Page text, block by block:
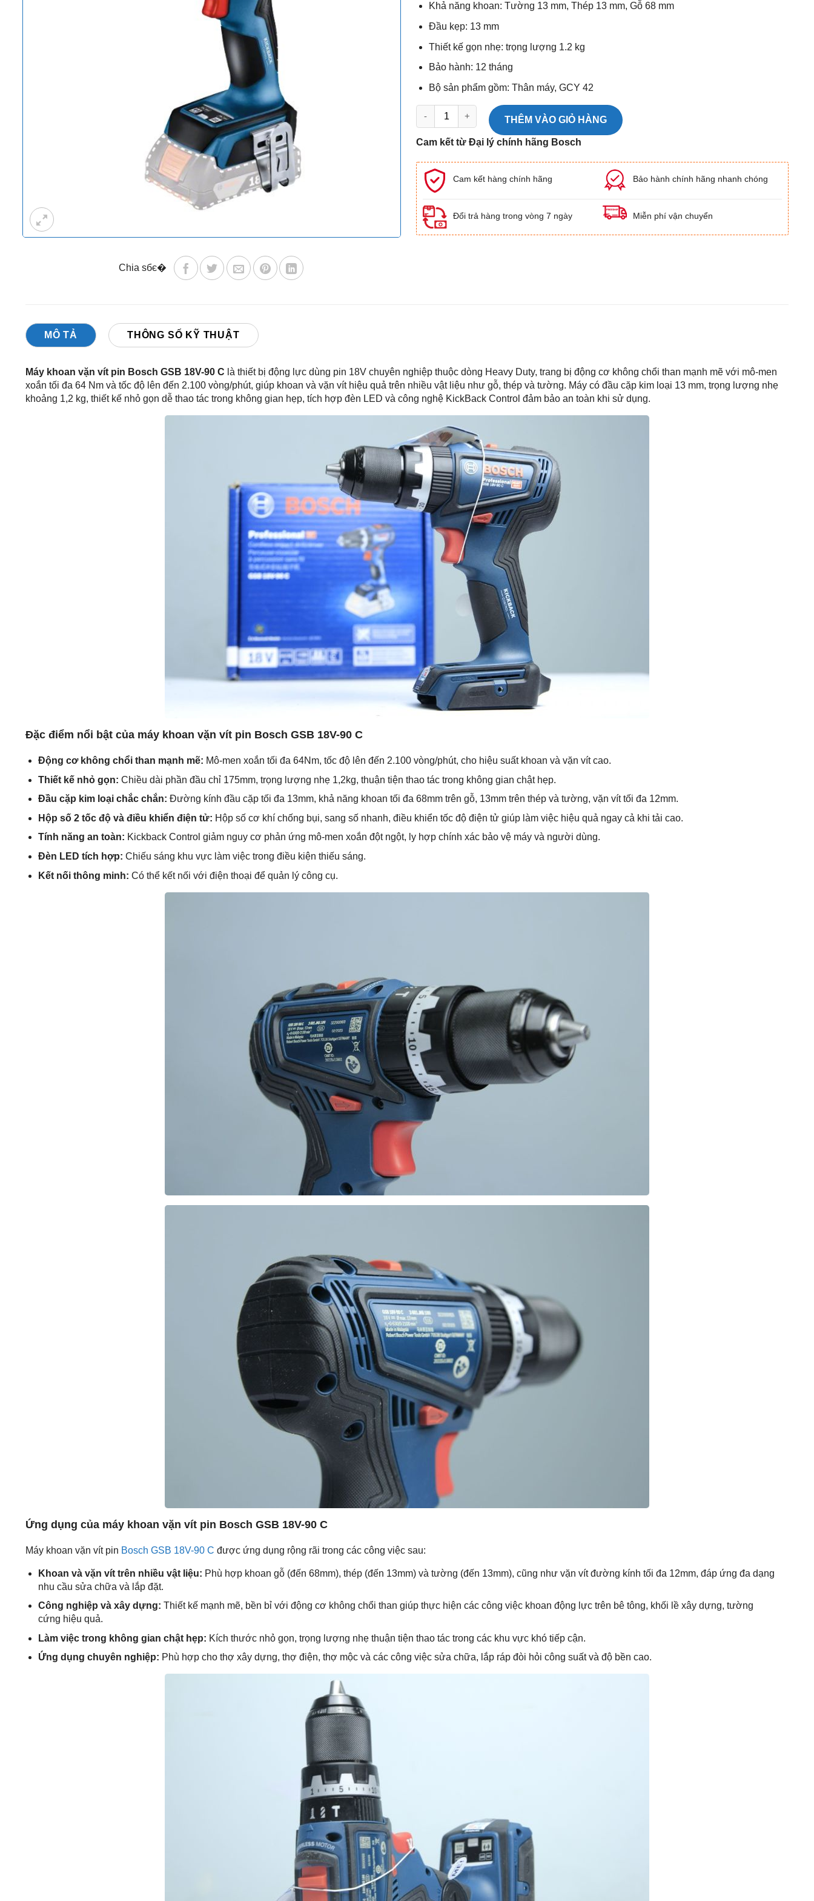
Chia sбє�
Khả năng khoan: Tường 13 mm, Thép 13 mm, Gỗ 68 mm
Đầu kẹp: 13 mm
Thiết kế gọn nhẹ: trọng lượng 1.2 kg
Bảo hành: 12 tháng
Bộ sản phẩm gồm: Thân máy, GCY 42
Máy khoan vặn vít pin Bosch GSB 18V-90 C số lượng
THÊM VÀO GIỎ HÀNG
Cam kết từ Đại lý chính hãng Bosch
Cam kết hàng chính hãng Bảo hành chính hãng nhanh chóng
Đổi trả hàng trong vòng 7 ngày Miễn phí vận chuyển
MÔ TẢ THÔNG SỐ KỸ THUẬT
Máy khoan vặn vít pin Bosch GSB 18V-90 C là thiết bị động lực dùng pin 18V chuyên nghiệp thuộc dòng Heavy Duty, trang bị động cơ không chổi than mạnh mẽ với mô-men
xoắn tối đa 64 Nm và tốc độ lên đến 2.100 vòng/phút, giúp khoan và vặn vít hiệu quả trên nhiều vật liệu như gỗ, thép và tường. Máy có đầu cặp kim loại 13 mm, trọng lượng nhẹ
khoảng 1,2 kg, thiết kế nhỏ gọn dễ thao tác trong không gian hẹp, tích hợp đèn LED và công nghệ KickBack Control đảm bảo an toàn khi sử dụng.
Đặc điểm nổi bật của máy khoan vặn vít pin Bosch GSB 18V-90 C
Động cơ không chổi than mạnh mẽ: Mô-men xoắn tối đa 64Nm, tốc độ lên đến 2.100 vòng/phút, cho hiệu suất khoan và vặn vít cao.
Thiết kế nhỏ gọn: Chiều dài phần đầu chỉ 175mm, trọng lượng nhẹ 1,2kg, thuận tiện thao tác trong không gian chật hẹp.
Đầu cặp kim loại chắc chắn: Đường kính đầu cặp tối đa 13mm, khả năng khoan tối đa 68mm trên gỗ, 13mm trên thép và tường, vặn vít tối đa 12mm.
Hộp số 2 tốc độ và điều khiển điện tử: Hộp số cơ khí chống bụi, sang số nhanh, điều khiển tốc độ điện tử giúp làm việc hiệu quả ngay cả khi tải cao.
Tính năng an toàn: Kickback Control giảm nguy cơ phản ứng mô-men xoắn đột ngột, ly hợp chính xác bảo vệ máy và người dùng.
Đèn LED tích hợp: Chiếu sáng khu vực làm việc trong điều kiện thiếu sáng.
Kết nối thông minh: Có thể kết nối với điện thoại để quản lý công cụ.
Ứng dụng của máy khoan vặn vít pin Bosch GSB 18V-90 C
Máy khoan vặn vít pin Bosch GSB 18V-90 C được ứng dụng rộng rãi trong các công việc sau:
Khoan và vặn vít trên nhiều vật liệu: Phù hợp khoan gỗ (đến 68mm), thép (đến 13mm) và tường (đến 13mm), cũng như vặn vít đường kính tối đa 12mm, đáp ứng đa dạng
nhu cầu sửa chữa và lắp đặt.
Công nghiệp và xây dựng: Thiết kế mạnh mẽ, bền bỉ với động cơ không chổi than giúp thực hiện các công việc khoan động lực trên bê tông, khối lề xây dựng, tường
cứng hiệu quả.
Làm việc trong không gian chật hẹp: Kích thước nhỏ gọn, trọng lượng nhẹ thuận tiện thao tác trong các khu vực khó tiếp cận.
Ứng dụng chuyên nghiệp: Phù hợp cho thợ xây dựng, thợ điện, thợ mộc và các công việc sửa chữa, lắp ráp đòi hỏi công suất và độ bền cao.